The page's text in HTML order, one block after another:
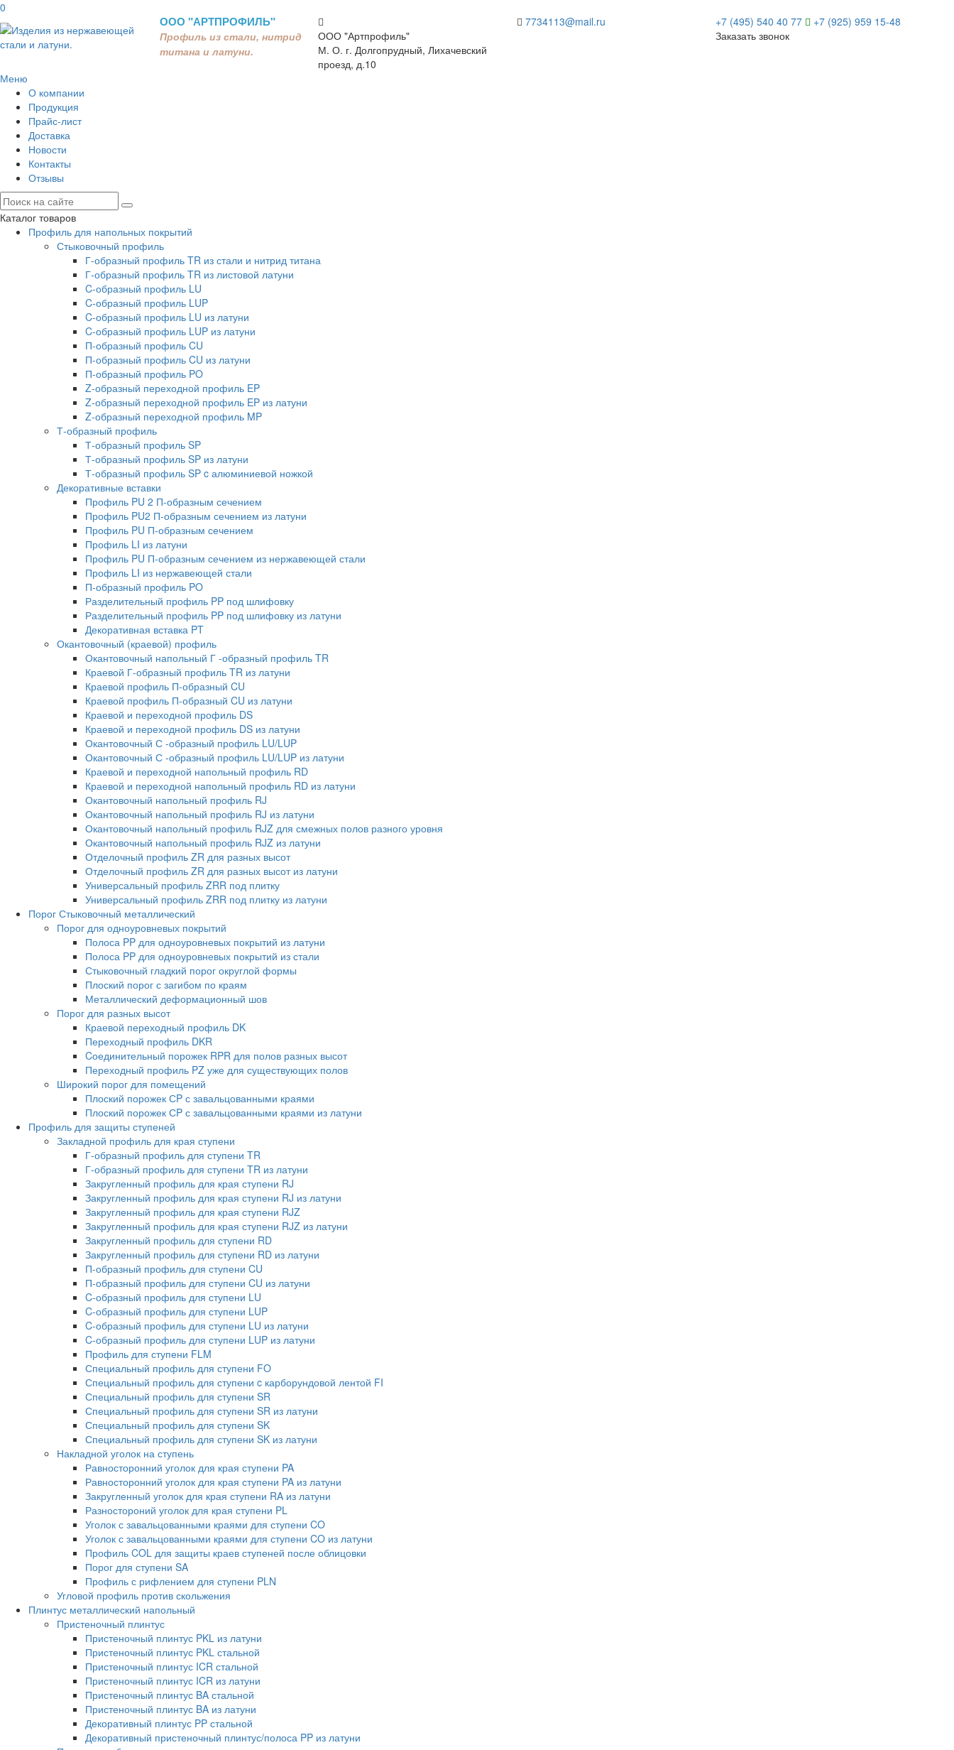
0
ООО "АРТПРОФИЛЬ"
Профиль из стали, нитрид
титана и латуни.
ООО "Артпрофиль"
М. О. г. Долгопрудный, Лихачевский
проезд, д.10
7734113@mail.ru +7 (495) 540 40 77
+7 (925) 959 15-48
Заказать звонок
Меню
О компании
Продукция
Прайс-лист
Доставка
Новости
Контакты
Отзывы
Каталог товаров
Профиль для напольных покрытий
Стыковочный профиль
Г-образный профиль TR из стали и нитрид титана
Г-образный профиль TR из листовой латуни
C-образный профиль LU
C-образный профиль LUP
C-образный профиль LU из латуни
C-образный профиль LUP из латуни
П-образный профиль CU
П-образный профиль CU из латуни
П-образный профиль PO
Z-образный переходной профиль EP
Z-образный переходной профиль EP из латуни
Z-образный переходной профиль MP
Т-образный профиль
Т-образный профиль SP
Т-образный профиль SP из латуни
Т-образный профиль SP c алюминиевой ножкой
Декоративные вставки
Профиль PU 2 П-образным сечением
Профиль PU2 П-образным сечением из латуни
Профиль PU П-образным сечением
Профиль LI из латуни
Профиль PU П-образным сечением из нержавеющей стали
Профиль LI из нержавеющей стали
П-образный профиль PO
Разделительный профиль PP под шлифовку
Разделительный профиль PP под шлифовку из латуни
Декоративная вставка PT
Окантовочный (краевой) профиль
Окантовочный напольный Г -образный профиль TR
Краевой Г-образный профиль TR из латуни
Краевой профиль П-образный CU
Краевой профиль П-образный CU из латуни
Краевой и переходной профиль DS
Краевой и переходной профиль DS из латуни
Окантовочный С -образный профиль LU/LUP
Окантовочный С -образный профиль LU/LUP из латуни
Краевой и переходной напольный профиль RD
Краевой и переходной напольный профиль RD из латуни
Окантовочный напольный профиль RJ
Окантовочный напольный профиль RJ из латуни
Окантовочный напольный профиль RJZ для смежных полов разного уровня
Окантовочный напольный профиль RJZ из латуни
Отделочный профиль ZR для разных высот
Отделочный профиль ZR для разных высот из латуни
Универсальный профиль ZRR под плитку
Универсальный профиль ZRR под плитку из латуни
Порог Стыковочный металлический
Порог для одноуровневых покрытий
Полоса PP для одноуровневых покрытий из латуни
Полоса PP для одноуровневых покрытий из стали
Стыковочный гладкий порог округлой формы
Плоский порог с загибом по краям
Металлический деформационный шов
Порог для разных высот
Краевой переходный профиль DK
Переходный профиль DKR
Cоединительный порожек RPR для полов разных высот
Переходный профиль PZ уже для существующих полов
Широкий порог для помещений
Плоский порожек СP с завальцованными краями
Плоский порожек СP с завальцованными краями из латуни
Профиль для защиты ступеней
Закладной профиль для края ступени
Г-образный профиль для ступени TR
Г-образный профиль для ступени TR из латуни
Закругленный профиль для края ступени RJ
Закругленный профиль для края ступени RJ из латуни
Закругленный профиль для края ступени RJZ
Закругленный профиль для края ступени RJZ из латуни
Закругленный профиль для ступени RD
Закругленный профиль для ступени RD из латуни
П-образный профиль для ступени CU
П-образный профиль для ступени CU из латуни
C-образный профиль для ступени LU
C-образный профиль для ступени LUP
C-образный профиль для ступени LU из латуни
C-образный профиль для ступени LUP из латуни
Профиль для ступени FLM
Специальный профиль для ступени FO
Специальный профиль для ступени c карборундовой лентой FI
Специальный профиль для ступени SR
Специальный профиль для ступени SR из латуни
Специальный профиль для ступени SK
Специальный профиль для ступени SK из латуни
Накладной уголок на ступень
Равносторонний уголок для края ступени PA
Равносторонний уголок для края ступени PA из латуни
Закругленный уголок для края ступени RA из латуни
Разностороний уголок для края ступени PL
Уголок с завальцованными краями для ступени CO
Уголок с завальцованными краями для ступени CO из латуни
Профиль COL для защиты краев ступеней после облицовки
Порог для ступени SA
Профиль с рифлением для ступени PLN
Угловой профиль против скольжения
Плинтус металлический напольный
Пристеночный плинтус
Пристеночный плинтус PKL из латуни
Пристеночный плинтус PKL стальной
Пристеночный плинтус ICR стальной
Пристеночный плинтус ICR из латуни
Пристеночный плинтус BA стальной
Пристеночный плинтус BA из латуни
Декоративный плинтус PP стальной
Декоративный пристеночный плинтус/полоса PP из латуни